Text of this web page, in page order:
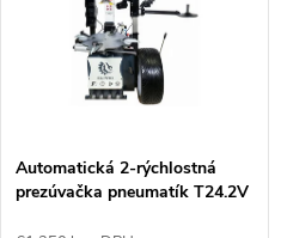
e
Abecedne
s
p
Automatická 2-rýchlostná
prezúvačka pneumatík T24.2V